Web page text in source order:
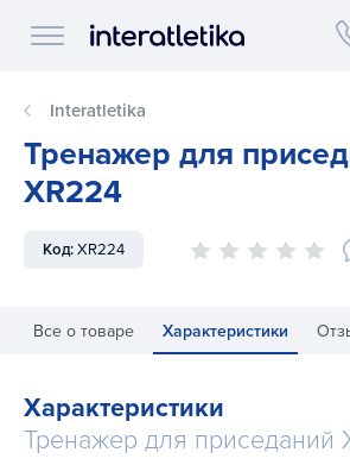
Interatletika
Interatletika
Тренажер для
XR224
Код:XR224
Все о товаре Характеристики
Характеристики
Тренажер для приседаний